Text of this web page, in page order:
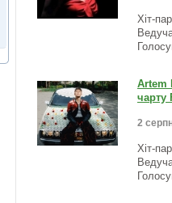
Хіт-
Artem
чарту
2
Хіт-